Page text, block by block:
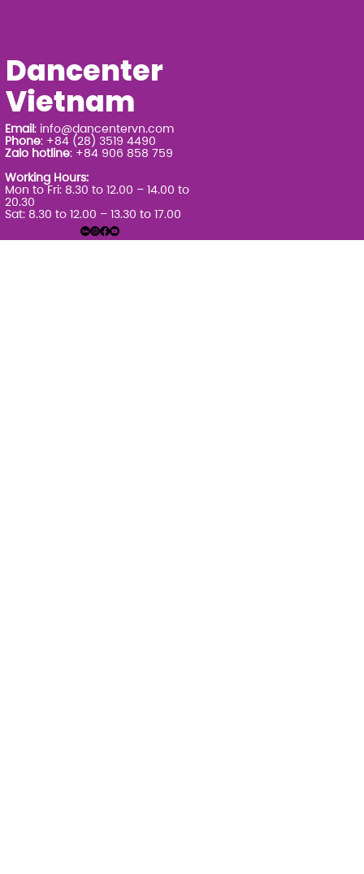
Dancenter
Vietnam
Email: info@dancentervn.com
Phone: +84 (28) 3519 4490
Zalo hotline: +84 906 858 759
Working Hours:
Mon to Fri: 8.30 to 12.00 – 14.00 to
20.30
Sat: 8.30 to 12.00 – 13.30 to 17.00